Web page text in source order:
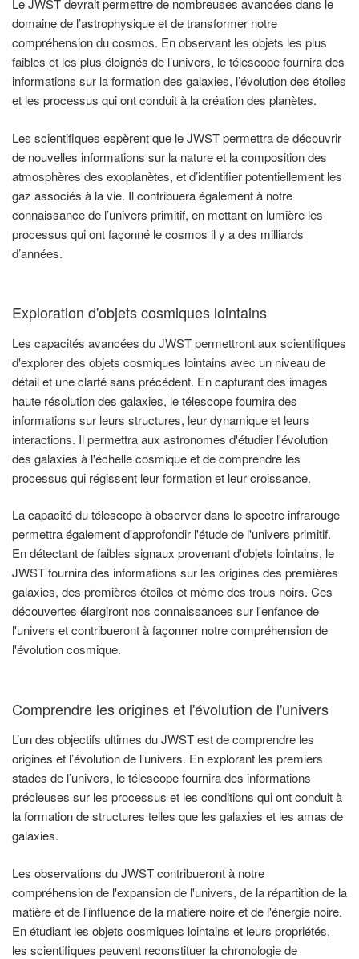
Le JWST devrait permettre de nombreuses avancées dans le
domaine de l’astrophysique et de transformer notre
compréhension du cosmos. En observant les objets les plus
faibles et les plus éloignés de l’univers, le télescope fournira des
informations sur la formation des galaxies, l’évolution des étoiles
et les processus qui ont conduit à la création des planètes.
Les scientifiques espèrent que le JWST permettra de découvrir
de nouvelles informations sur la nature et la composition des
atmosphères des exoplanètes, et d’identifier potentiellement les
gaz associés à la vie. Il contribuera également à notre
connaissance de l’univers primitif, en mettant en lumière les
processus qui ont façonné le cosmos il y a des milliards
d’années.
Exploration d'objets cosmiques lointains
Les capacités avancées du JWST permettront aux scientifiques
d'explorer des objets cosmiques lointains avec un niveau de
détail et une clarté sans précédent. En capturant des images
haute résolution des galaxies, le télescope fournira des
informations sur leurs structures, leur dynamique et leurs
interactions. Il permettra aux astronomes d'étudier l'évolution
des galaxies à l'échelle cosmique et de comprendre les
processus qui régissent leur formation et leur croissance.
La capacité du télescope à observer dans le spectre infrarouge
permettra également d'approfondir l'étude de l'univers primitif.
En détectant de faibles signaux provenant d'objets lointains, le
JWST fournira des informations sur les origines des premières
galaxies, des premières étoiles et même des trous noirs. Ces
découvertes élargiront nos connaissances sur l'enfance de
l'univers et contribueront à façonner notre compréhension de
l'évolution cosmique.
Comprendre les origines et l'évolution de l'univers
L’un des objectifs ultimes du JWST est de comprendre les
origines et l’évolution de l’univers. En explorant les premiers
stades de l’univers, le télescope fournira des informations
précieuses sur les processus et les conditions qui ont conduit à
la formation de structures telles que les galaxies et les amas de
galaxies.
Les observations du JWST contribueront à notre
compréhension de l'expansion de l'univers, de la répartition de la
matière et de l'influence de la matière noire et de l'énergie noire.
En étudiant les objets cosmiques lointains et leurs propriétés,
les scientifiques peuvent reconstituer la chronologie de